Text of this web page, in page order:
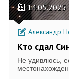
14.05.2025
Александр
Кто сдал
Не удивлюсь,